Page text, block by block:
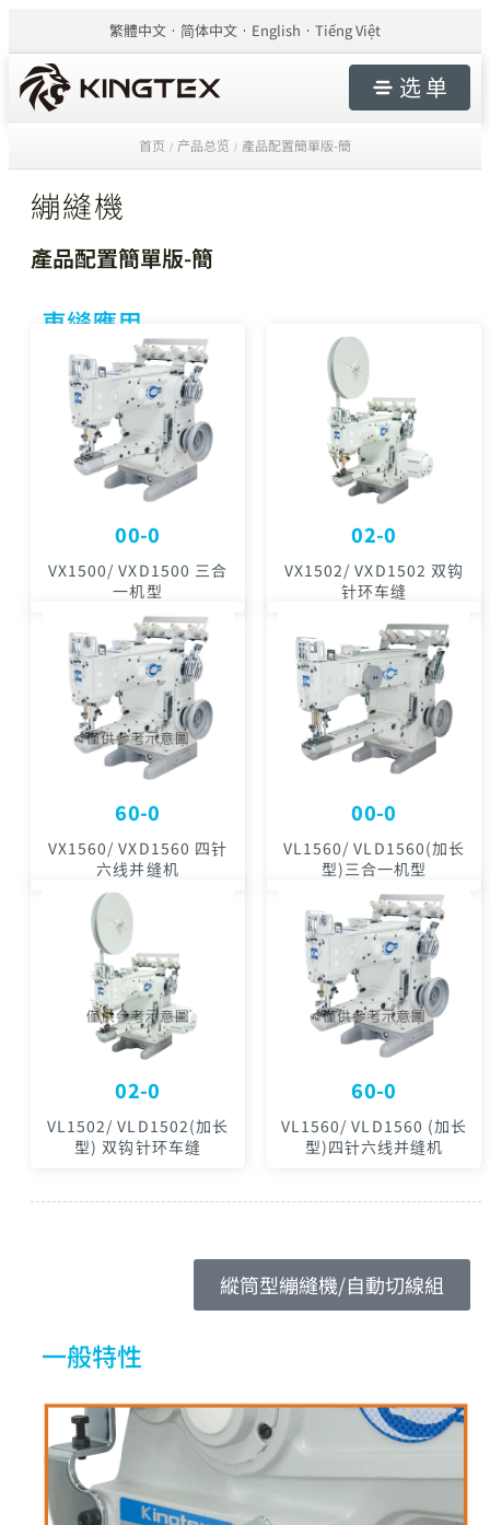
繁體中文 简体中文 English Tiếng Việt
选 单
首页 / 产品总览 / 產品配置簡單版-簡
繃縫機
產品配置簡單版-簡
車縫應用
00-0
VX1500/ VXD1500 三合
一机型
02-0
VX1502/ VXD1502 双钩
针环车缝
60-0
VX1560/ VXD1560 四针
六线并缝机
00-0
VL1560/ VLD1560(加长
型)三合一机型
02-0
VL1502/ VLD1502(加长
型) 双钩针环车缝
60-0
VL1560/ VLD1560 (加长
型)四针六线并缝机
縱筒型繃縫機/自動切線組
一般特性